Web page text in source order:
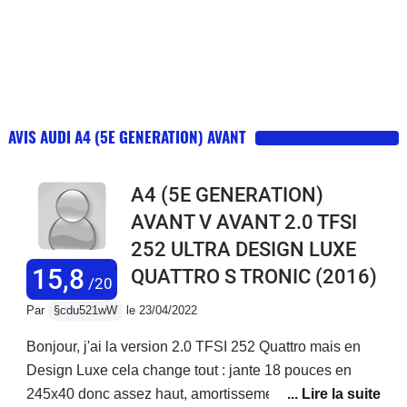
AVIS AUDI A4 (5E GENERATION) AVANT
15,8 /20
A4 (5E GENERATION)
AVANT V AVANT 2.0 TFSI
252 ULTRA DESIGN LUXE
QUATTRO S TRONIC (2016)
Par §cdu521wW le 23/04/2022
Bonjour, j'ai la version 2.0 TFSI 252 Quattro mais en
Design Luxe cela change tout : jante 18 pouces en
245x40 donc assez haut, amortissement confort, siege